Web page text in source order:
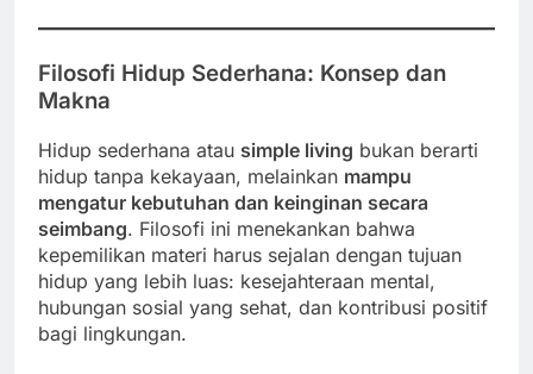
Filosofi Hidup Sederhana: Konsep dan
Makna
Hidup sederhana atau simple living bukan berarti
hidup tanpa kekayaan, melainkan mampu
mengatur kebutuhan dan keinginan secara
seimbang. Filosofi ini menekankan bahwa
kepemilikan materi harus sejalan dengan tujuan
hidup yang lebih luas: kesejahteraan mental,
hubungan sosial yang sehat, dan kontribusi positif
bagi lingkungan.